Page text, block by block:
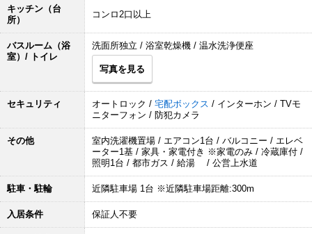
キッチン（台
所）
コンロ2口以上
バスルーム（浴
室）/ トイレ
洗面所独立 / 浴室乾燥機 / 温水洗浄便座
写真を見る
セキュリティ オートロック / 宅配ボックス / インターホン / TVモ
ニターフォン / 防犯カメラ
その他
室内洗濯機置場 / エアコン1台 / バルコニー / エレベ
ーター1基 / 家具・家電付き ※家電のみ / 冷蔵庫付 /
照明1台 / 都市ガス / 給湯 / 公営上水道
駐車・駐輪 近隣駐車場 1台 ※近隣駐車場距離:300m
入居条件 保証人不要